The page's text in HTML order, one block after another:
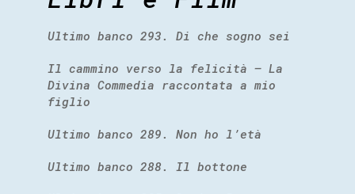
Ultimo banco 293. Di che sogno sei
Il cammino verso la felicità – La
Divina Commedia raccontata a mio
figlio
Ultimo banco 289. Non ho l’età
Ultimo banco 288. Il bottone